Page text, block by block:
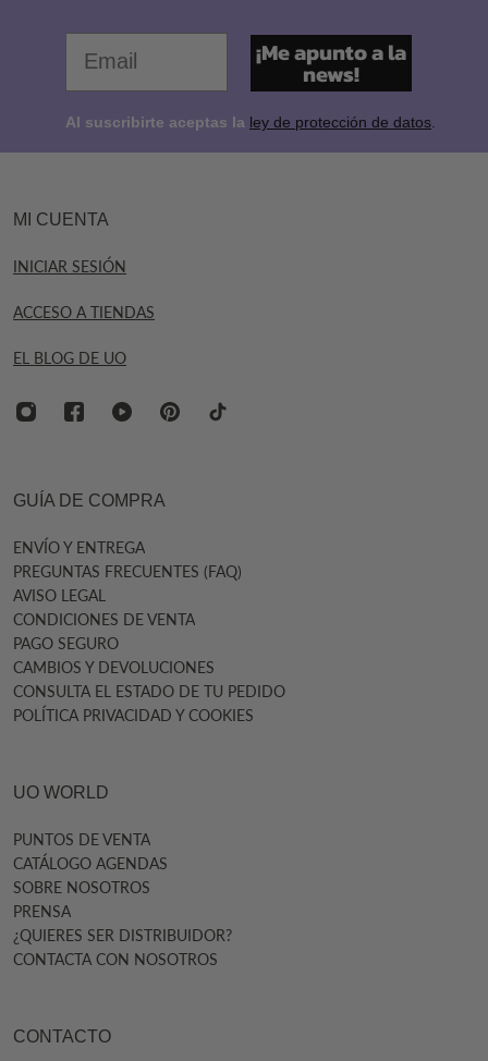
¡Me apunto a la
news!
Al suscribirte aceptas la ley de protección de datos
MI CUENTA
INICIAR SESIÓN
ACCESO A TIENDAS
EL BLOG DE UO
GUÍA DE COMPRA
ENVÍO Y ENTREGA
PREGUNTAS FRECUENTES (FAQ)
AVISO LEGAL
CONDICIONES DE VENTA
PAGO SEGURO
CAMBIOS Y DEVOLUCIONES
CONSULTA EL ESTADO DE TU PEDIDO
POLÍTICA PRIVACIDAD Y COOKIES
UO WORLD
PUNTOS DE VENTA
CATÁLOGO AGENDAS
SOBRE NOSOTROS
PRENSA
¿QUIERES SER DISTRIBUIDOR?
CONTACTA CON NOSOTROS
CONTACTO